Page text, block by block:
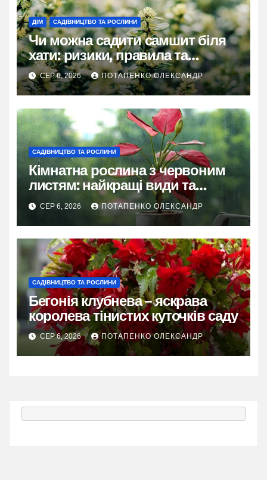
ДІМ САДІВНИЦТВО ТА РОСЛИНИ
Чи можна садити самшит біля
хати: ризики, правила та
практичні рішення
СЕР 6, 2026 ПОТАПЕНКО ОЛЕКСАНДР
САДІВНИЦТВО ТА РОСЛИНИ
Кімнатна рослина з червоним
листям: найкращі види та
секрети догляду
СЕР 6, 2026 ПОТАПЕНКО ОЛЕКСАНДР
САДІВНИЦТВО ТА РОСЛИНИ
Бегонія клубнева – яскрава
королева тінистих куточків саду
СЕР 6, 2026 ПОТАПЕНКО ОЛЕКСАНДР